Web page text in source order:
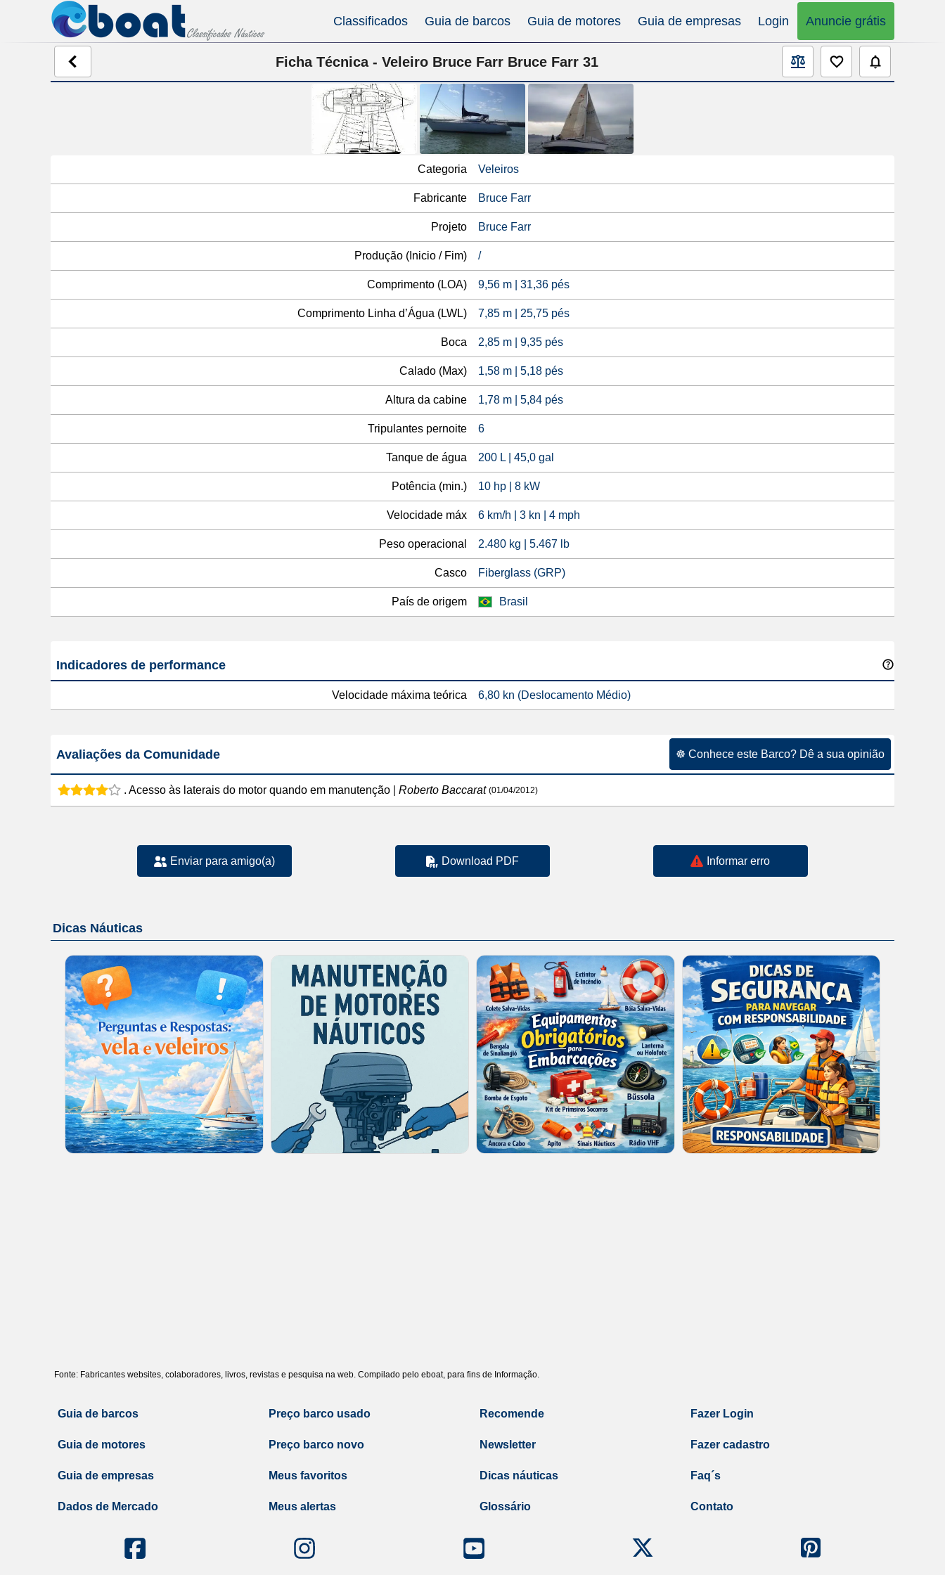
Classificados Guia de barcos Guia de motores Guia de empresas Login Anuncie grátis
Ficha Técnica - Veleiro Bruce Farr Bruce Farr 31
Categoria Veleiros
Fabricante Bruce Farr
Projeto Bruce Farr
Produção (Inicio / Fim) /
Comprimento (LOA) 9,56 m | 31,36 pés
Comprimento Linha d’Água (LWL) 7,85 m | 25,75 pés
Boca 2,85 m | 9,35 pés
Calado (Max) 1,58 m | 5,18 pés
Altura da cabine 1,78 m | 5,84 pés
Tripulantes pernoite 6
Tanque de água 200 L | 45,0 gal
Potência (min.) 10 hp | 8 kW
Velocidade máx 6 km/h | 3 kn | 4 mph
Peso operacional 2.480 kg | 5.467 lb
Casco Fiberglass (GRP)
País de origem Brasil
Indicadores de performance
Velocidade máxima teórica 6,80 kn (Deslocamento Médio)
Avaliações da Comunidade ☸ Conhece este Barco? Dê a sua opinião
. Acesso às laterais do motor quando em manutenção Roberto Baccarat (01/04/2012)
Enviar para amigo(a) Download PDF Informar erro
Dicas Náuticas
Fonte: Fabricantes websites, colaboradores, livros, revistas e pesquisa na web. Compilado pelo eboat, para fins de Informação.
Guia de barcos
Guia de motores
Guia de empresas
Dados de Mercado
Preço barco usado
Preço barco novo
Meus favoritos
Meus alertas
Recomende
Newsletter
Dicas náuticas
Glossário
Fazer Login
Fazer cadastro
Faq´s
Contato